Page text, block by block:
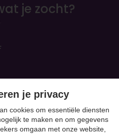
je zocht?
je privacy
cookies om essentiële diensten
te maken en om gegevens
omgaan met onze website,